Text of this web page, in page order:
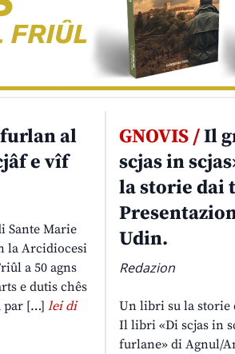
al
e vîf
Sante Marie
la Arcidiocesi
a 50 agns
e dutis chês
par […] lei di
GNOVIS /Il
scjas in
la storie dai
Udin.
Redazion
Un libri su la storie
Il libri «Di scjas in
furlane» di Agnul/